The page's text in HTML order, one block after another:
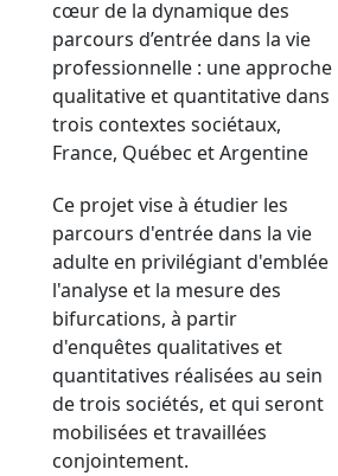
cœur de la dynamique des
parcours d’entrée dans la vie
professionnelle : une approche
qualitative et quantitative dans
trois contextes sociétaux,
France, Québec et Argentine
Ce projet vise à étudier les
parcours d'entrée dans la vie
adulte en privilégiant d'emblée
l'analyse et la mesure des
bifurcations, à partir
d'enquêtes qualitatives et
quantitatives réalisées au sein
de trois sociétés, et qui seront
mobilisées et travaillées
conjointement.